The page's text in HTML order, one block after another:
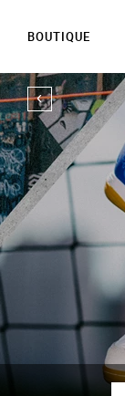
BOUTIQUE